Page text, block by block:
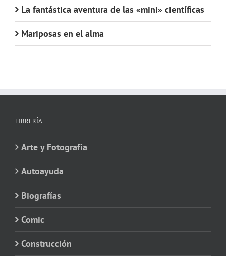
La fantástica aventura de las «mini» científicas
Mariposas en el alma
LIBRERÍA
Arte y Fotografía
Autoayuda
Biografías
Comic
Construcción